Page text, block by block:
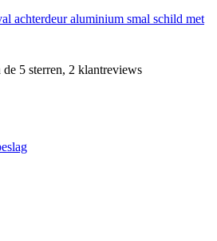
achterdeur aluminium smal schild met
5 sterren, 2 klantreviews